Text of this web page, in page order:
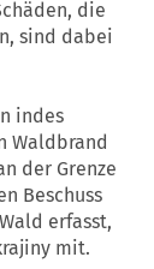
die
sind dabei
indes
Waldbrand
der Grenze
Beschuss
erfasst,
mit.